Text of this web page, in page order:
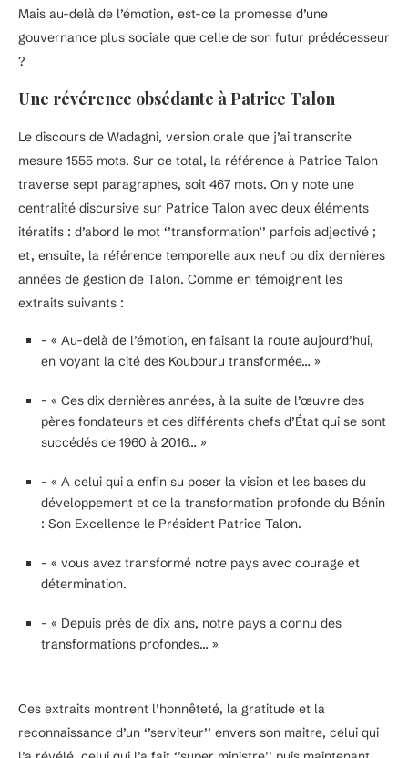
Mais au-delà de l’émotion, est-ce la promesse d’une
gouvernance plus sociale que celle de son futur prédécesseur
?
Une révérence obsédante à Patrice Talon
Le discours de Wadagni, version orale que j’ai transcrite
mesure 1555 mots. Sur ce total, la référence à Patrice Talon
traverse sept paragraphes, soit 467 mots. On y note une
centralité discursive sur Patrice Talon avec deux éléments
itératifs : d’abord le mot ‘’transformation’’ parfois adjectivé ;
et, ensuite, la référence temporelle aux neuf ou dix dernières
années de gestion de Talon. Comme en témoignent les
extraits suivants :
– « Au-delà de l’émotion, en faisant la route aujourd’hui,
en voyant la cité des Koubouru transformée… »
– « Ces dix dernières années, à la suite de l’œuvre des
pères fondateurs et des différents chefs d’État qui se sont
succédés de 1960 à 2016… »
– « A celui qui a enfin su poser la vision et les bases du
développement et de la transformation profonde du Bénin
: Son Excellence le Président Patrice Talon.
– « vous avez transformé notre pays avec courage et
détermination.
– « Depuis près de dix ans, notre pays a connu des
transformations profondes… »
Ces extraits montrent l’honnêteté, la gratitude et la
reconnaissance d’un ‘’serviteur’’ envers son maitre, celui qui